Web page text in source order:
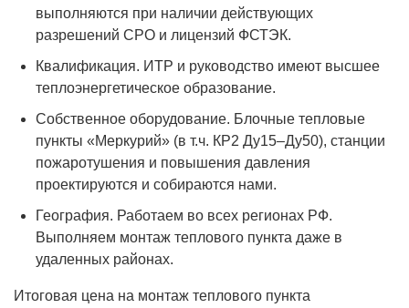
выполняются при наличии действующих
разрешений СРО и лицензий ФСТЭК.
Квалификация. ИТР и руководство имеют высшее
теплоэнергетическое образование.
Собственное оборудование. Блочные тепловые
пункты «Меркурий» (в т.ч. КР2 Ду15–Ду50), станции
пожаротушения и повышения давления
проектируются и собираются нами.
География. Работаем во всех регионах РФ.
Выполняем монтаж теплового пункта даже в
удаленных районах.
Итоговая цена на монтаж теплового пункта